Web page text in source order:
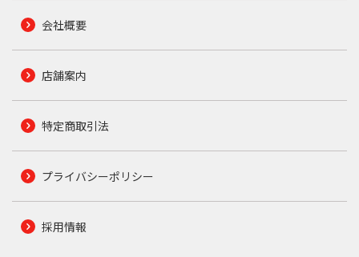
会社概要
店舗案内
特定商取引法
プライバシーポリシー
採用情報